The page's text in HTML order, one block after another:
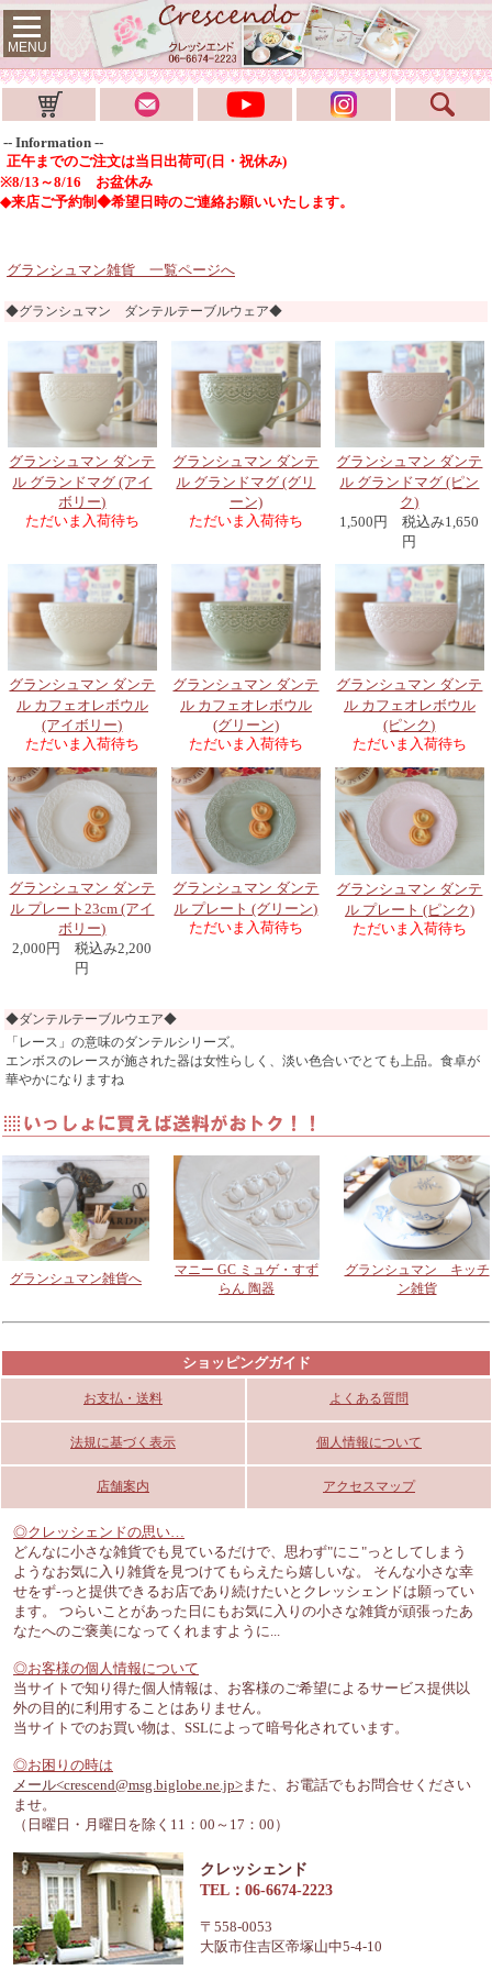
MENU
-- Information --
正午までのご注文は当日出荷可(日・祝休み)
※8/13～8/16 お盆休み
◆来店ご予約制◆希望日時のご連絡お願いいたします。
グランシュマン雑貨 一覧ページへ
◆グランシュマン ダンテルテーブルウェア◆
グランシュマン ダンテ
ル グランドマグ (アイ
ボリー)
ただいま入荷待ち
グランシュマン ダンテ
ル グランドマグ (グリ
ーン)
ただいま入荷待ち
グランシュマン ダンテ
ル グランドマグ (ピン
ク)
1,500円 税込み1,650
円
グランシュマン ダンテ
ル カフェオレボウル
(アイボリー)
ただいま入荷待ち
グランシュマン ダンテ
ル カフェオレボウル
(グリーン)
ただいま入荷待ち
グランシュマン ダンテ
ル カフェオレボウル
(ピンク)
ただいま入荷待ち
グランシュマン ダンテ
ル プレート23cm (アイ
ボリー)
2,000円 税込み2,200
円
グランシュマン ダンテ
ル プレート (グリーン)
ただいま入荷待ち
グランシュマン ダンテ
ル プレート (ピンク)
ただいま入荷待ち
◆ダンテルテーブルウエア◆
「レース」の意味のダンテルシリーズ。
エンボスのレースが施された器は女性らしく、淡い色合いでとても上品。食卓が
華やかになりますね
グランシュマン雑貨へ
マニー GC ミュゲ・すず
らん 陶器
グランシュマン キッチ
ン雑貨
ショッピングガイド
お支払・送料 よくある質問
法規に基づく表示 個人情報について
店舗案内 アクセスマップ
◎クレッシェンドの思い…
どんなに小さな雑貨でも見ているだけで、思わず"にこ"っとしてしまう
ようなお気に入り雑貨を見つけてもらえたら嬉しいな。 そんな小さな幸
せをず-っと提供できるお店であり続けたいとクレッシェンドは願ってい
ます。 つらいことがあった日にもお気に入りの小さな雑貨が頑張ったあ
なたへのご褒美になってくれますように...
◎お客様の個人情報について
当サイトで知り得た個人情報は、お客様のご希望によるサービス提供以
外の目的に利用することはありません。
当サイトでのお買い物は、SSLによって暗号化されています。
◎お困りの時は
メール<crescend@msg.biglobe.ne.jp> また、お電話でもお問合せください
ませ。
（日曜日・月曜日を除く11：00～17：00）
クレッシェンド
TEL：06-6674-2223
〒558-0053
大阪市住吉区帝塚山中5-4-10